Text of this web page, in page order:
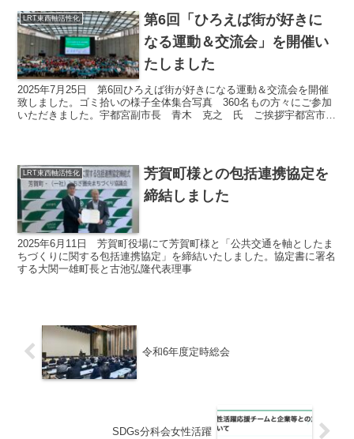
LRT東西軸活性化
第6回「ひろえば街が好きに
なる運動＆交流会」を開催い
たしました
2025年7月25日 第6回ひろえば街が好きになる運動＆交流会を開催
致しました。ゴミ拾いの様子全体集合写真 360名もの方々にご参加
いただきました。宇都宮副市長 青木 克之 氏 ご挨拶宇都宮市議
LRT東西軸活性化
芳賀町様との包括連携協定を
締結しました
2025年6月11日 芳賀町役場にて芳賀町様と「公共交通を軸としたま
ちづくりに関する包括連携協定」を締結いたしました。協定書に署名
する大関一雄町長と古池弘隆代表理事
令和6年度定時総会
SDGs分科会女性活躍